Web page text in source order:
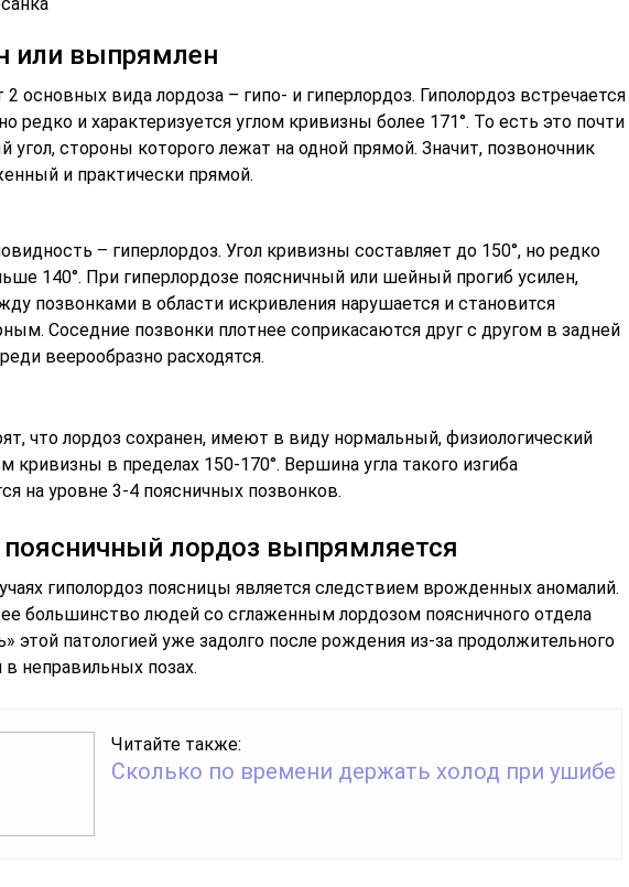
или выпрямлен
основных вида лордоза – гипо- и гиперлордоз. Гиполордоз встречается
редко и характеризуется углом кривизны более 171°. То есть это почти
угол, стороны которого лежат на одной прямой. Значит, позвоночник
и практически прямой.
– гиперлордоз. Угол кривизны составляет до 150°, но редко
140°. При гиперлордозе поясничный или шейный прогиб усилен,
позвонками в области искривления нарушается и становится
Соседние позвонки плотнее соприкасаются друг с другом в задней
веерообразно расходятся.
что лордоз сохранен, имеют в виду нормальный, физиологический
кривизны в пределах 150-170°. Вершина угла такого изгиба
на уровне 3-4 поясничных позвонков.
лордоз выпрямляется
гиполордоз поясницы является следствием врожденных аномалий.
большинство людей со сглаженным лордозом поясничного отдела
этой патологией уже задолго после рождения из-за продолжительного
неправильных позах.
Читайте также:
Сколько по времени держать холод при ушибе